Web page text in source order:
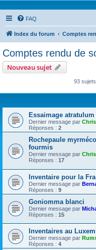
FAQ
Index du forum Comptes
Comptes rendu de
Nouveau sujet
93 sujets
Essaimage atratulum
Dernier message par
Réponses : 2
Rochepaule
fourmis
Dernier message par
Réponses : 17
Inventaire pour la
Dernier message par
Réponses : 9
Goniomma blanci
Dernier message par
Réponses : 15
Inventaires au
Dernier message par
Réponses : 4